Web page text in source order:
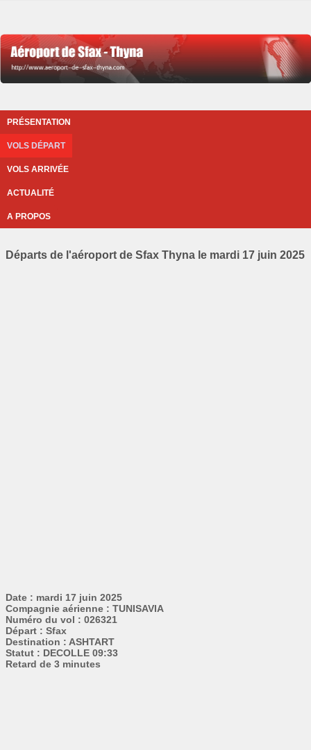
PRÉSENTATION
VOLS DÉPART
VOLS ARRIVÉE
ACTUALITÉ
A PROPOS
Départs de l'aéroport de Sfax Thyna le mardi 17 juin 2025
Date : mardi 17 juin 2025
Compagnie aérienne : TUNISAVIA
Numéro du vol : 026321
Départ : Sfax
Destination : ASHTART
Statut : DECOLLE 09:33
Retard de 3 minutes